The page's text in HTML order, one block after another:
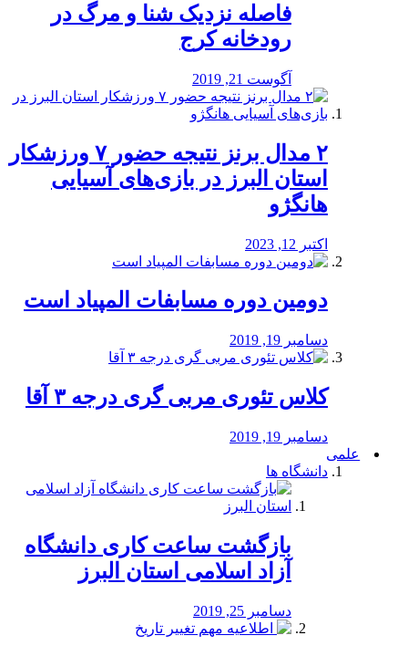
️فاصله نزدیک شنا و مرگ در
رودخانه کرج
آگوست 21, 2019
۲ مدال برنز نتیجه حضور ۷ ورزشکار
استان البرز در بازی‌های آسیایی
هانگژو
اکتبر 12, 2023
دومین دوره مسابفات المپیاد است
دسامبر 19, 2019
کلاس تئوری مربی گری درجه ۳ آقا
دسامبر 19, 2019
علمی
دانشگاه ها
بازگشت ساعت کاری دانشگاه
آزاد اسلامی استان البرز
دسامبر 25, 2019